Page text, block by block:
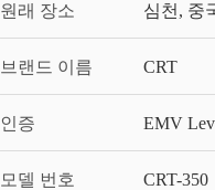
원래 장소 심천, 중
브랜드 이름 CRT
인증 EMV
모델 번호 CRT-350